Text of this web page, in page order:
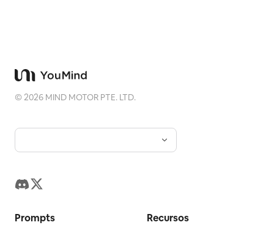
©2026 MIND MOTOR PTE. LTD.
Prompts Recursos